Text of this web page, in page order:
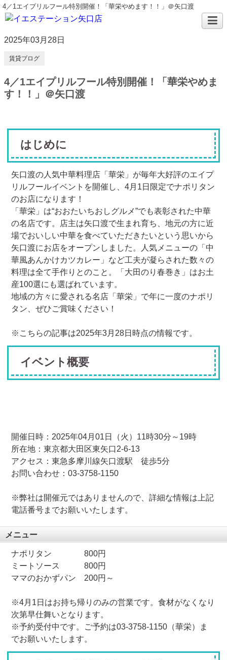
4／1エイプリルフール特別開催！「華栄やめます！！」＠矢口渡
2025年03月28日
賃貸ブログ
4／1エイプリルフール特別開催！「華栄やめま
す！！」＠矢口渡
はじめに
矢口渡の人気中華料理店「華栄」が毎年大好評のエイプ
リルフールイベントを開催し、4月1日限定でナポリタン
のお店になります！
「華栄」は“おおたいちおしグルメ”でも表彰された中華
の名店です。店主は矢口渡で生まれ育ち、地元の方に近
場でおいしい中華を食べていただきたいという思いから
矢口渡にお店をオープンしました。人気メニューの「中
華風あんかけカツカレー」など工夫が凝らされた数々の
料理は全て手作りとのこと。「大田のり春巻き」はお土
産100選にも選ばれています。
地域の方々に愛される名店「華栄」で年に一度のナポリ
タン、ぜひご賞味ください！
※こちらの記事は2025年3月28日時点の情報です。
イベント概要
開催日時：2025年04月01日（火）11時30分～19時
所在地：東京都大田区東矢口2-6-13
アクセス：東急多摩川線矢口渡駅 徒歩5分
お問い合わせ：03-3758-1150
※弊社は開催元ではありませんので、詳細な情報は上記
電話番号までお願いいたします。
メニュー
ナポリタン 800円
ミートソース 800円
ママのおかずパン 200円～
※4月1日はお持ち帰りのみの営業です。食材がなくなり
次第早仕舞いとなります。
※予約受付中です。ご予約は03-3758-1150（華栄）ま
でお願いいたします。